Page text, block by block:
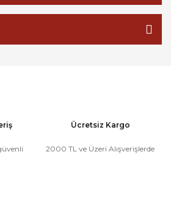
Ücretsiz Kargo
2000 TL ve Üzeri Alışverişlerde